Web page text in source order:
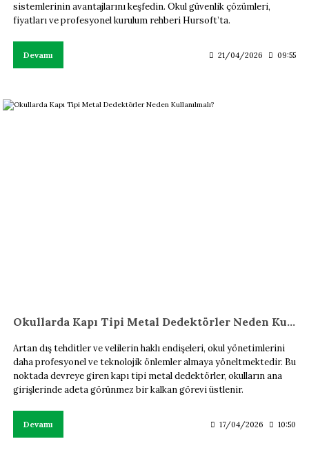
sistemlerinin avantajlarını keşfedin. Okul güvenlik çözümleri,
fiyatları ve profesyonel kurulum rehberi Hursoft’ta.
Devamı 21/04/2026 09:55
Okullarda Kapı Tipi Metal Dedektörler Neden Kullanılmalı?
Artan dış tehditler ve velilerin haklı endişeleri, okul yönetimlerini
daha profesyonel ve teknolojik önlemler almaya yöneltmektedir. Bu
noktada devreye giren kapı tipi metal dedektörler, okulların ana
girişlerinde adeta görünmez bir kalkan görevi üstlenir.
Devamı 17/04/2026 10:50